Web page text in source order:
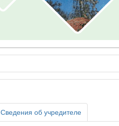
Сведения об учредителе